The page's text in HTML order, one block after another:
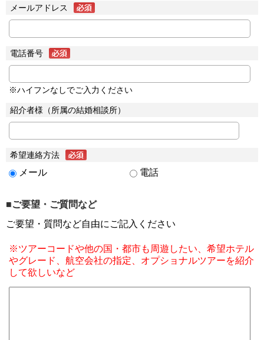
メールアドレス
電話番号
※ハイフンなしでご入力ください
紹介者様（所属の結婚相談所）
希望連絡方法
メール 電話
■ご要望・ご質問など
ご要望・質問など自由にご記入ください
※ツアーコードや他の国・都市も周遊したい、希望ホテル
やグレード、航空会社の指定、オプショナルツアーを紹介
して欲しいなど